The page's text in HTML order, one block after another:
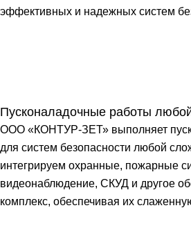
эффективных и надежных систем
Пусконаладочные работы
ООО «КОНТУР-ЗЕТ» выполняет
для систем безопасности любой
интегрируем охранные, пожарные
видеонаблюдение, СКУД и другое
комплекс, обеспечивая их